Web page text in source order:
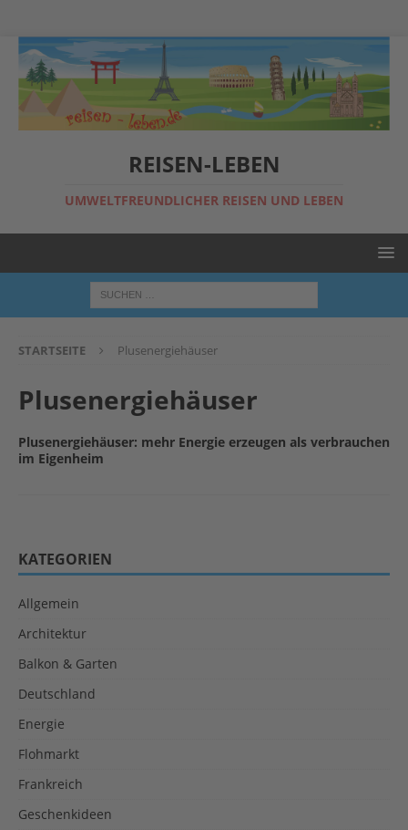
REISEN-LEBEN
UMWELTFREUNDLICHER REISEN UND LEBEN
STARTSEITE Plusenergiehäuser
Plusenergiehäuser
Plusenergiehäuser: mehr Energie erzeugen als verbrauchen
im Eigenheim
KATEGORIEN
Allgemein
Architektur
Balkon & Garten
Deutschland
Energie
Flohmarkt
Frankreich
Geschenkideen